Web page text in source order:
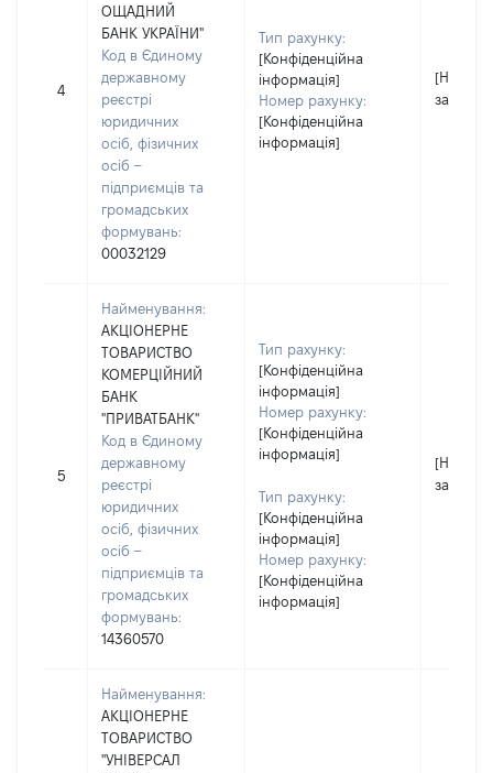
4
ОЩАДНИЙ
БАНК УКРАЇНИ"
Код в Єдиному
державному
реєстрі
юридичних
осіб, фізичних
осіб –
підприємців та
громадських
формувань:
00032129
Тип рахунку:
[Конфіденційна
інформація]
Номер рахунку:
[Конфіденційна
інформація]
[Не
5
Найменування:
АКЦІОНЕРНЕ
ТОВАРИСТВО
КОМЕРЦІЙНИЙ
БАНК
"ПРИВАТБАНК"
Код в Єдиному
державному
реєстрі
юридичних
осіб, фізичних
осіб –
підприємців та
громадських
формувань:
14360570
Тип рахунку:
[Конфіденційна
інформація]
Номер рахунку:
[Конфіденційна
інформація]
Тип рахунку:
[Конфіденційна
інформація]
Номер рахунку:
[Конфіденційна
інформація]
[Не
Найменування:
АКЦІОНЕРНЕ
ТОВАРИСТВО
"УНІВЕРСАЛ